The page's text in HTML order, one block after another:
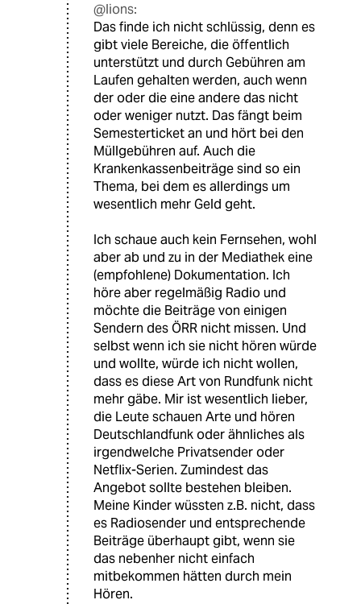
@lions:
Das finde ich nicht schlüssig, denn es
gibt viele Bereiche, die öffentlich
unterstützt und durch Gebühren am
Laufen gehalten werden, auch wenn
der oder die eine andere das nicht
oder weniger nutzt. Das fängt beim
Semesterticket an und hört bei den
Müllgebühren auf. Auch die
Krankenkassenbeiträge sind so ein
Thema, bei dem es allerdings um
wesentlich mehr Geld geht.
Ich schaue auch kein Fernsehen, wohl
aber ab und zu in der Mediathek eine
(empfohlene) Dokumentation. Ich
höre aber regelmäßig Radio und
möchte die Beiträge von einigen
Sendern des ÖRR nicht missen. Und
selbst wenn ich sie nicht hören würde
und wollte, würde ich nicht wollen,
dass es diese Art von Rundfunk nicht
mehr gäbe. Mir ist wesentlich lieber,
die Leute schauen Arte und hören
Deutschlandfunk oder ähnliches als
irgendwelche Privatsender oder
Netflix-Serien. Zumindest das
Angebot sollte bestehen bleiben.
Meine Kinder wüssten z.B. nicht, dass
es Radiosender und entsprechende
Beiträge überhaupt gibt, wenn sie
das nebenher nicht einfach
mitbekommen hätten durch mein
Hören.